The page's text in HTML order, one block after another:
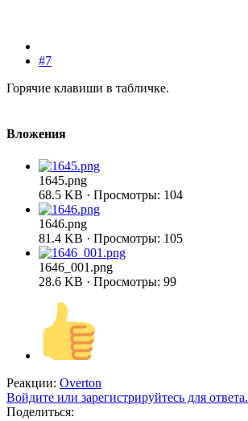
#7
Горячие клавиши в табличке.
Вложения
1645.png
68.5 KB · Просмотры: 104
1646.png
81.4 KB · Просмотры: 105
1646_001.png
28.6 KB · Просмотры: 99
Реакции: Overton
Войдите или зарегистрируйтесь для ответа.
Поделиться: